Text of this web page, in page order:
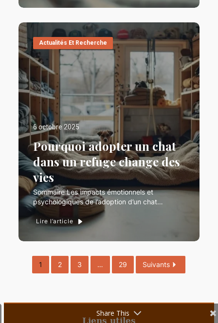
Actualités Et Recherche
6 octobre 2025
Pourquoi adopter un chat
dans un refuge change des
vies
Sommaire Les impacts émotionnels et
psychologiques de l’adoption d’un chat…
Lire l’article
1 2 3 … 29 Suivants
Liens utiles
Share This